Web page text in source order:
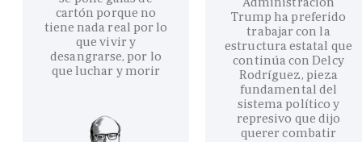
cartón porque no
tiene nada real por lo
que vivir y
desangrarse, por lo
que luchar y morir
Trump ha preferido
trabajar con la
estructura estatal que
continúa con Delcy
Rodríguez, pieza
fundamental del
sistema político y
represivo que dijo
querer combatir